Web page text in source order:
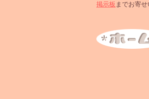
掲示板 までお寄